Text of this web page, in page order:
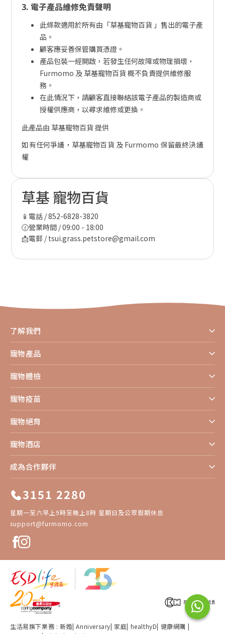
3. 電子產品維修免責聲明
此條款適用於所有由「草基寵物百貨 」售出的電子產
品。
顧客應妥善保管購買憑證。
產品包裝一經開啟，若發生任何故障或物理損壞，
Furmomo 及 草基寵物百貨 概不負責提供維修服
務。
在此情況下，請顧客直接聯絡該電子產品的製造商或
授權供應商，以尋求維修或更換。
此產品由 草基寵物百貨 提供
如有任何爭議，草基寵物百貨 及 Furmomo 保留最終決議
權
草基 寵物百貨
📱電話 / 852-6828-3820
🕜營業時間 / 09:00 - 18:00
📩電郵 / tsui.grass.petstore@gmail.com
了解我們
寵物產品
寵物體檢
寵物疫苗
寵物絕育
寵物酒店
成為合作夥伴
3151 2280
星期一至六早上9時至晚上8時 星期日及公眾假期休息
support@furmomo.com
生活易旗下業務 : 新婚​|Anniversary​| 家庭​| healthyD​| 健康網購 |